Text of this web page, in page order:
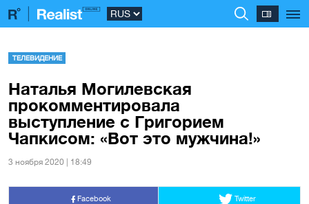
ТЕЛЕВИДЕНИЕ
Наталья Могилевская
прокомментировала
выступление с Григорием
Чапкисом: «Вот это мужчина!»
3 ноября 2020 | 18:49
Facebook Twitter